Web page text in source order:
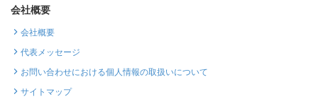
会社概要
会社概要
代表メッセージ
お問い合わせにおける個人情報の取扱いについて
サイトマップ